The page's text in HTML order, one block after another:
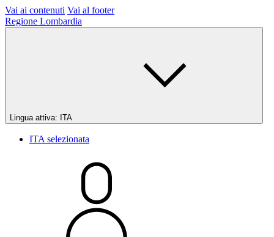
Vai ai contenuti Vai al footer
Regione Lombardia
Lingua attiva: ITA
ITA selezionata